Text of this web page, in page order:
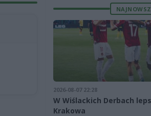
2026-08-07 22:28
W Wiślackich Derbach
Krakowa